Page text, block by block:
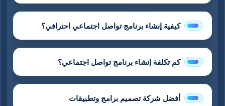
كيفية إنشاء برنامج تواصل اجتماعي احترافي؟
كم تكلفة إنشاء برنامج تواصل اجتماعي؟
أفضل شركة تصميم برامج وتطبيقات